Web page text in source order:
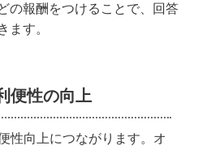
の報酬をつけることで、回答
ます。
便性の向上
性向上につながります。オ